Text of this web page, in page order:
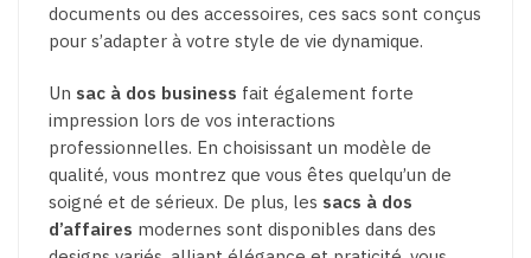
documents ou des accessoires, ces sacs sont conçus
pour s’adapter à votre style de vie dynamique.
Un sac à dos business fait également forte
impression lors de vos interactions
professionnelles. En choisissant un modèle de
qualité, vous montrez que vous êtes quelqu’un de
soigné et de sérieux. De plus, les sacs à dos
d’affaires modernes sont disponibles dans des